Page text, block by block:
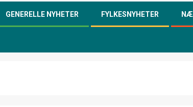
GENERELLE NYHETER FYLKESNYHETER